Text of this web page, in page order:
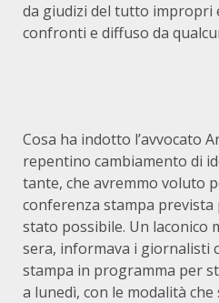
da giudizi del tutto impropri
confronti e diffuso da
Cosa ha indotto l’avvocato
repentino cambiamento di
tante, che avremmo voluto
conferenza stampa prevista
stato possibile. Un laconico
sera, informava i giornalisti
stampa in programma per
a lunedì, con le modalità